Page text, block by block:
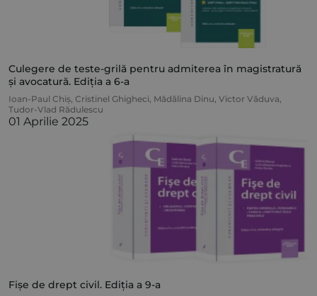
Culegere de teste-grilă pentru admiterea în magistratură
și avocatură. Ediția a 6-a
Ioan-Paul Chiș, Cristinel Ghigheci, Mădălina Dinu, Victor Văduva,
Tudor-Vlad Rădulescu
01 Aprilie 2025
Fișe de drept civil. Ediția a 9-a